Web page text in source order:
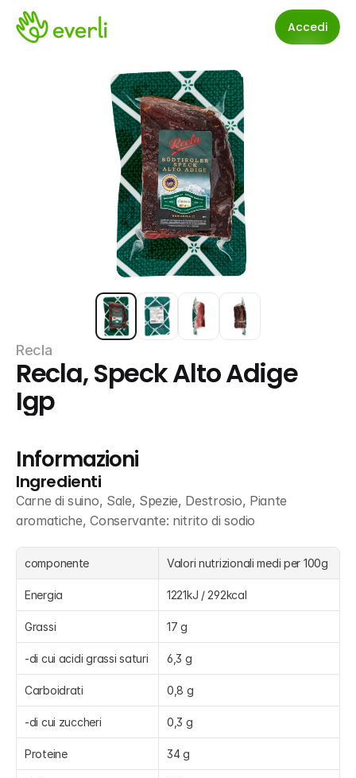
Accedi
Recla
Recla, Speck Alto Adige
Igp
Informazioni
Ingredienti
Carne di suino, Sale, Spezie, Destrosio, Piante
aromatiche, Conservante: nitrito di sodio
componente Valori nutrizionali medi per 100g
Energia 1221kJ / 292kcal
Grassi 17 g
-di cui acidi grassi saturi 6,3 g
Carboidrati 0,8 g
-di cui zuccheri 0,3 g
Proteine 34 g